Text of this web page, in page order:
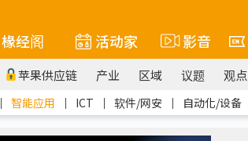
椽经阁 活动家 影音
苹果供应链 产业 区域 议题 观点
｜ 智能应用 ｜ ICT ｜ 软件/网安 ｜ 自动化/设备